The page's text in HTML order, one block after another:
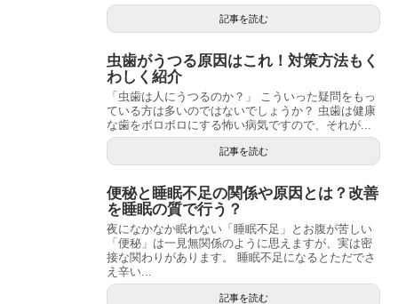
記事を読む
虫歯がうつる原因はこれ！対策方法もく
わしく紹介
「虫歯は人にうつるのか？」 こういった疑問をもっ
ている方は多いのではないでしょうか？ 虫歯は健康
な歯をボロボロにする怖い病気ですので、それが...
記事を読む
便秘と睡眠不足の関係や原因とは？改善
を睡眠の質で行う？
夜になかなか眠れない「睡眠不足」とお腹が苦しい
「便秘」は一見無関係のように思えますが、実は密
接な関わりがあります。 睡眠不足になるとただでさ
え辛い...
記事を読む